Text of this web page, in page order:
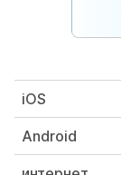
iOS
Android